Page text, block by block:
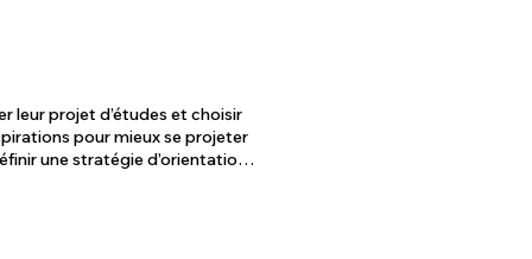
leur projet d’études et choisir